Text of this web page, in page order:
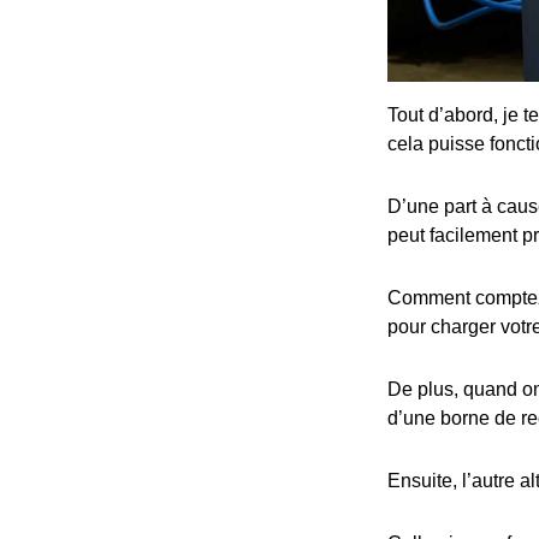
Tout d’abord, je
cela puisse
D’une part à
peut facilement
Comment
pour charger
De plus, quand
d’une borne de
Ensuite, l’autre